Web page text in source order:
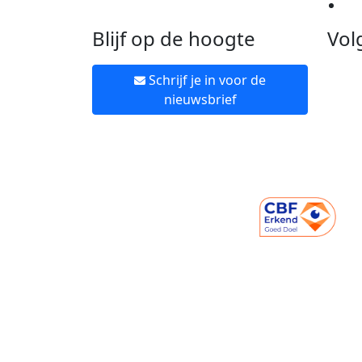
Blijf op de hoogte
Schrijf je in voor de
nieuwsbrief